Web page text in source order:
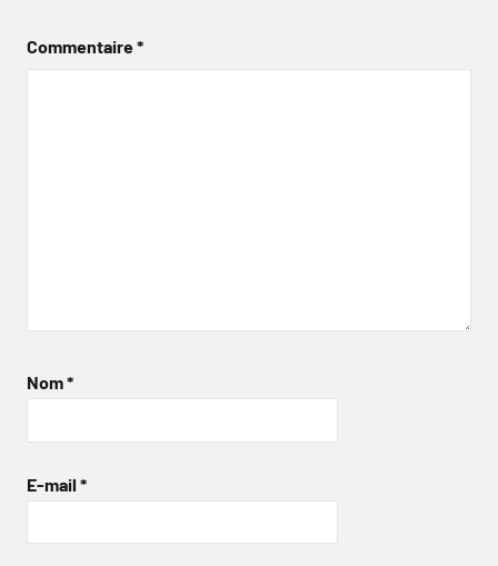
Commentaire*
Nom*
E-mail *